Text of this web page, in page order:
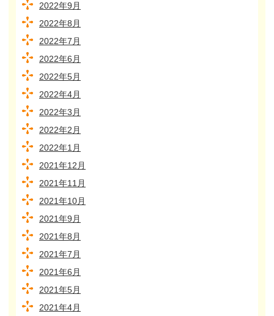
2022年9月
2022年8月
2022年7月
2022年6月
2022年5月
2022年4月
2022年3月
2022年2月
2022年1月
2021年12月
2021年11月
2021年10月
2021年9月
2021年8月
2021年7月
2021年6月
2021年5月
2021年4月